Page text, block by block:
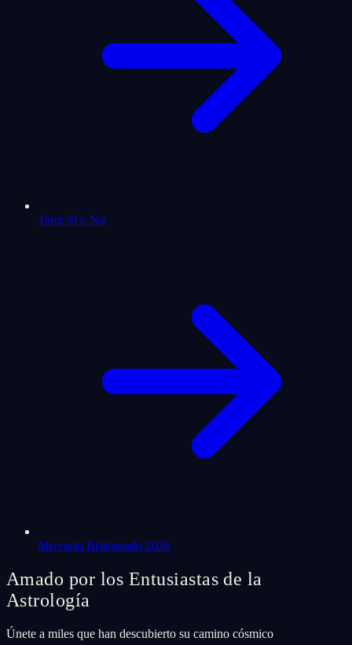
Tarot Sí o No
Mercurio Retrógrado 2026
Amado por los Entusiastas de la
Astrología
Únete a miles que han descubierto su camino cósmico